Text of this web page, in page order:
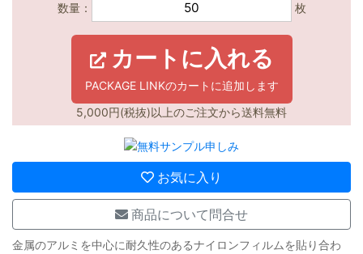
数量： 枚
カートに入れる
PACKAGE LINKのカートに追加します
5,000円(税抜)以上のご注文から送料無料
お気に入り
商品について問合せ
金属のアルミを中心に耐久性のあるナイロンフィルムを貼り合わ